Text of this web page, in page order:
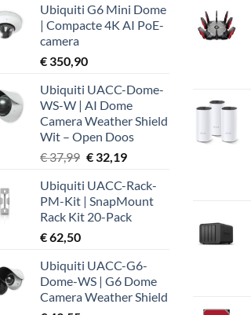
Ubiquiti G6 Mini Dome
| Compacte 4K AI PoE-
camera
€ 350,90
Ubiquiti UACC-Dome-
WS-W | AI Dome
Camera Weather Shield
Wit – Open Doos
€37,99 Oorspronkelijke
was:
€ 37,99.
€32,19Huidige
is:
€ 32,19.
Ubiquiti UACC-Rack-
PM-Kit | SnapMount
Rack Kit 20-Pack
€62,50
Ubiquiti UACC-G6-
Dome-WS | G6 Dome
Camera Weather Shield